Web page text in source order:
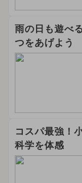
雨の日も遊べ
つをあげよう
コスパ最強！
科学を体感